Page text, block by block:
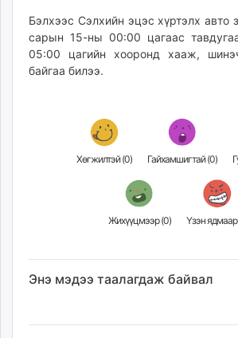
tac.mn
paparazzi.mn
Бэлхээс Сэлхийн эцэс хүртэлх авто
сарын 15-ны 00:00 цагаас
05:00 цагийн хооронд хааж,
байгаа билээ.
Хөгжилтэй (0) Гайхамшигтай (0)
Жихүүцмээр (0)
Энэ мэдээ таалагдаж байвал